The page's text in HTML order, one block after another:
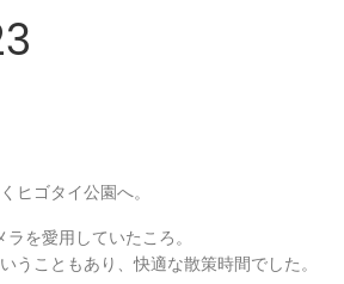
ヒゴタイ公園へ。
を愛用していたころ。
うこともあり、快適な散策時間でした。